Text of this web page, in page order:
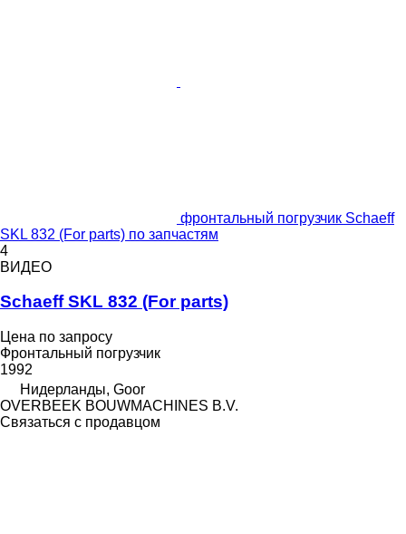
фронтальный погрузчик Schaeff
SKL 832 (For parts) по запчастям
4
ВИДЕО
Schaeff SKL 832 (For parts)
Цена по запросу
Фронтальный погрузчик
1992
Нидерланды, Goor
OVERBEEK BOUWMACHINES B.V.
Связаться с продавцом